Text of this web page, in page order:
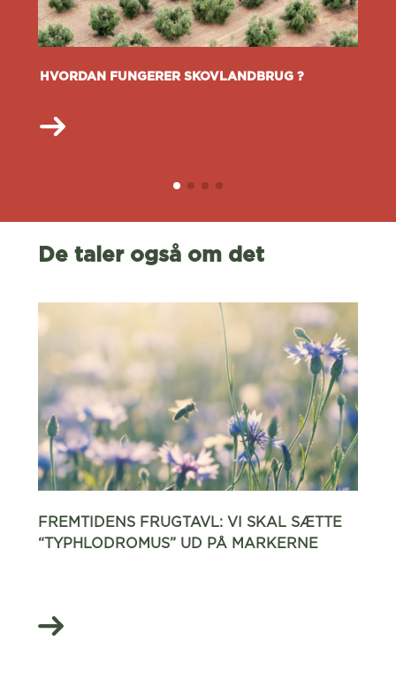
HVORDAN FUNGERER SKOVLANDBRUG ?
De taler også om det
FREMTIDENS FRUGTAVL: VI SKAL SÆTTE
“TYPHLODROMUS” UD PÅ MARKERNE